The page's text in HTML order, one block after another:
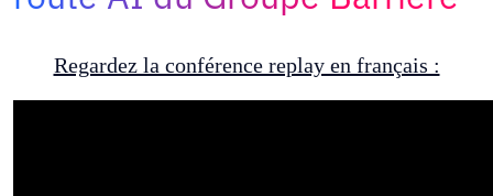
Regardez la conférence replay en français :